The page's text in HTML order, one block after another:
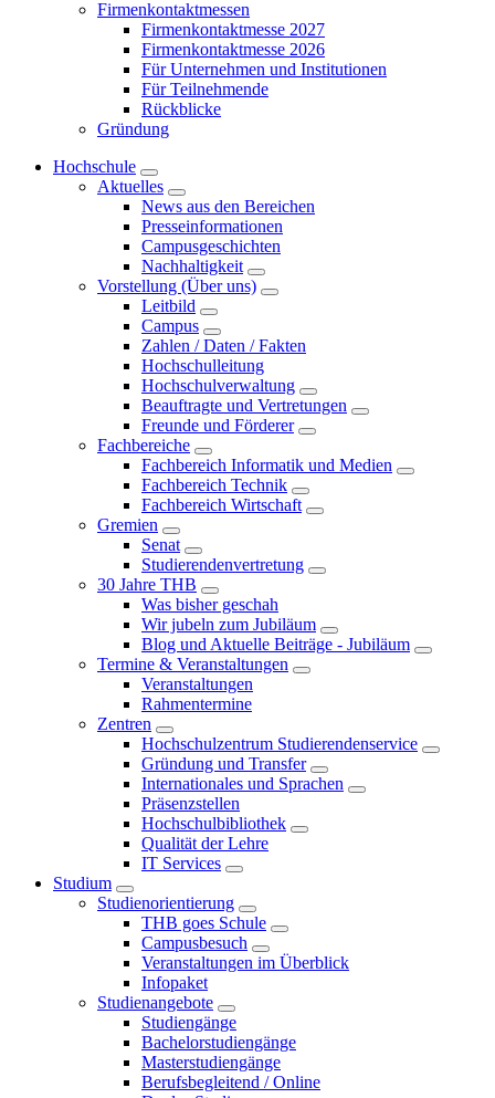
Firmenkontaktmessen
Firmenkontaktmesse 2027
Firmenkontaktmesse 2026
Für Unternehmen und Institutionen
Für Teilnehmende
Rückblicke
Gründung
Hochschule
Aktuelles
News aus den Bereichen
Presseinformationen
Campusgeschichten
Nachhaltigkeit
Vorstellung (Über uns)
Leitbild
Campus
Zahlen / Daten / Fakten
Hochschulleitung
Hochschulverwaltung
Beauftragte und Vertretungen
Freunde und Förderer
Fachbereiche
Fachbereich Informatik und Medien
Fachbereich Technik
Fachbereich Wirtschaft
Gremien
Senat
Studierendenvertretung
30 Jahre THB
Was bisher geschah
Wir jubeln zum Jubiläum
Blog und Aktuelle Beiträge - Jubiläum
Termine & Veranstaltungen
Veranstaltungen
Rahmentermine
Zentren
Hochschulzentrum Studierendenservice
Gründung und Transfer
Internationales und Sprachen
Präsenzstellen
Hochschulbibliothek
Qualität der Lehre
IT Services
Studium
Studienorientierung
THB goes Schule
Campusbesuch
Veranstaltungen im Überblick
Infopaket
Studienangebote
Studiengänge
Bachelorstudiengänge
Masterstudiengänge
Berufsbegleitend / Online